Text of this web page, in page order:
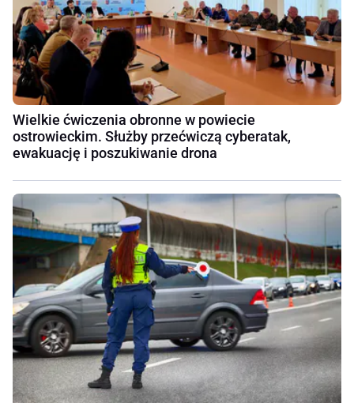
Wielkie ćwiczenia obronne w powiecie
ostrowieckim. Służby przećwiczą cyberatak,
ewakuację i poszukiwanie drona